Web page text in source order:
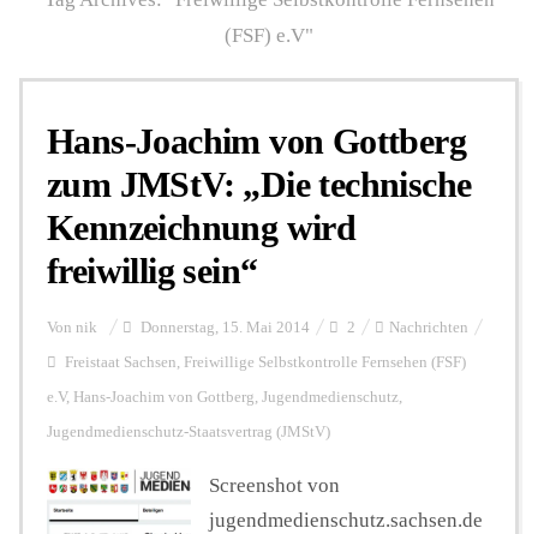
Personalien
Hintergrund
FUNKTURM-Beiträge
Podcast
Seminare
Unterstützen
(FSF) e.V"
Hans-Joachim von Gottberg
zum JMStV: „Die technische
Kennzeichnung wird
freiwillig sein“
Von nik Donnerstag, 15. Mai 2014 2 Nachrichten
Freistaat Sachsen, Freiwillige Selbstkontrolle Fernsehen (FSF)
e.V, Hans-Joachim von Gottberg, Jugendmedienschutz,
Jugendmedienschutz-Staatsvertrag (JMStV)
Screenshot von
jugendmedienschutz.sachsen.de